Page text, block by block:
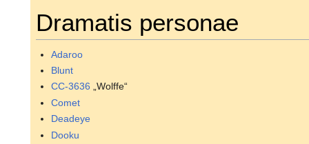
Dramatis personae
Adaroo
Blunt
CC-3636 „Wolffe“
Comet
Deadeye
Dooku